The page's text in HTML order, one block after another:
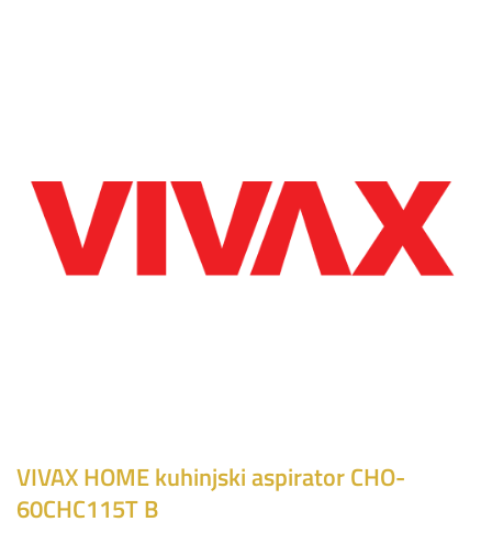
VIVAX HOME kuhinjski aspirator CHO-
60CHC115T B